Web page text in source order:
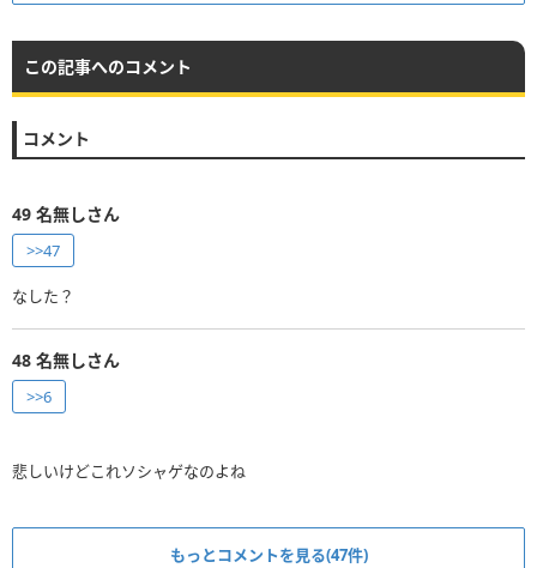
この記事へのコメント
コメント
49 名無しさん
>>47
なした？
48 名無しさん
>>6
悲しいけどこれソシャゲなのよね
もっとコメントを見る(47件)